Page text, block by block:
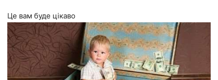
Це вам буде цікаво